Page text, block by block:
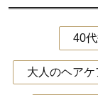
40
大人のヘアケ